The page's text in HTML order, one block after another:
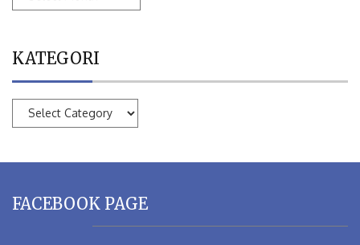
KATEGORI
KATEGORI
FACEBOOK PAGE